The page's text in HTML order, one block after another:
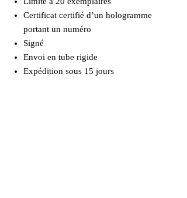
Certificat certifié d’un hologramme
portant un numéro
Signé
Envoi en tube rigide
Expédition sous 15 jours